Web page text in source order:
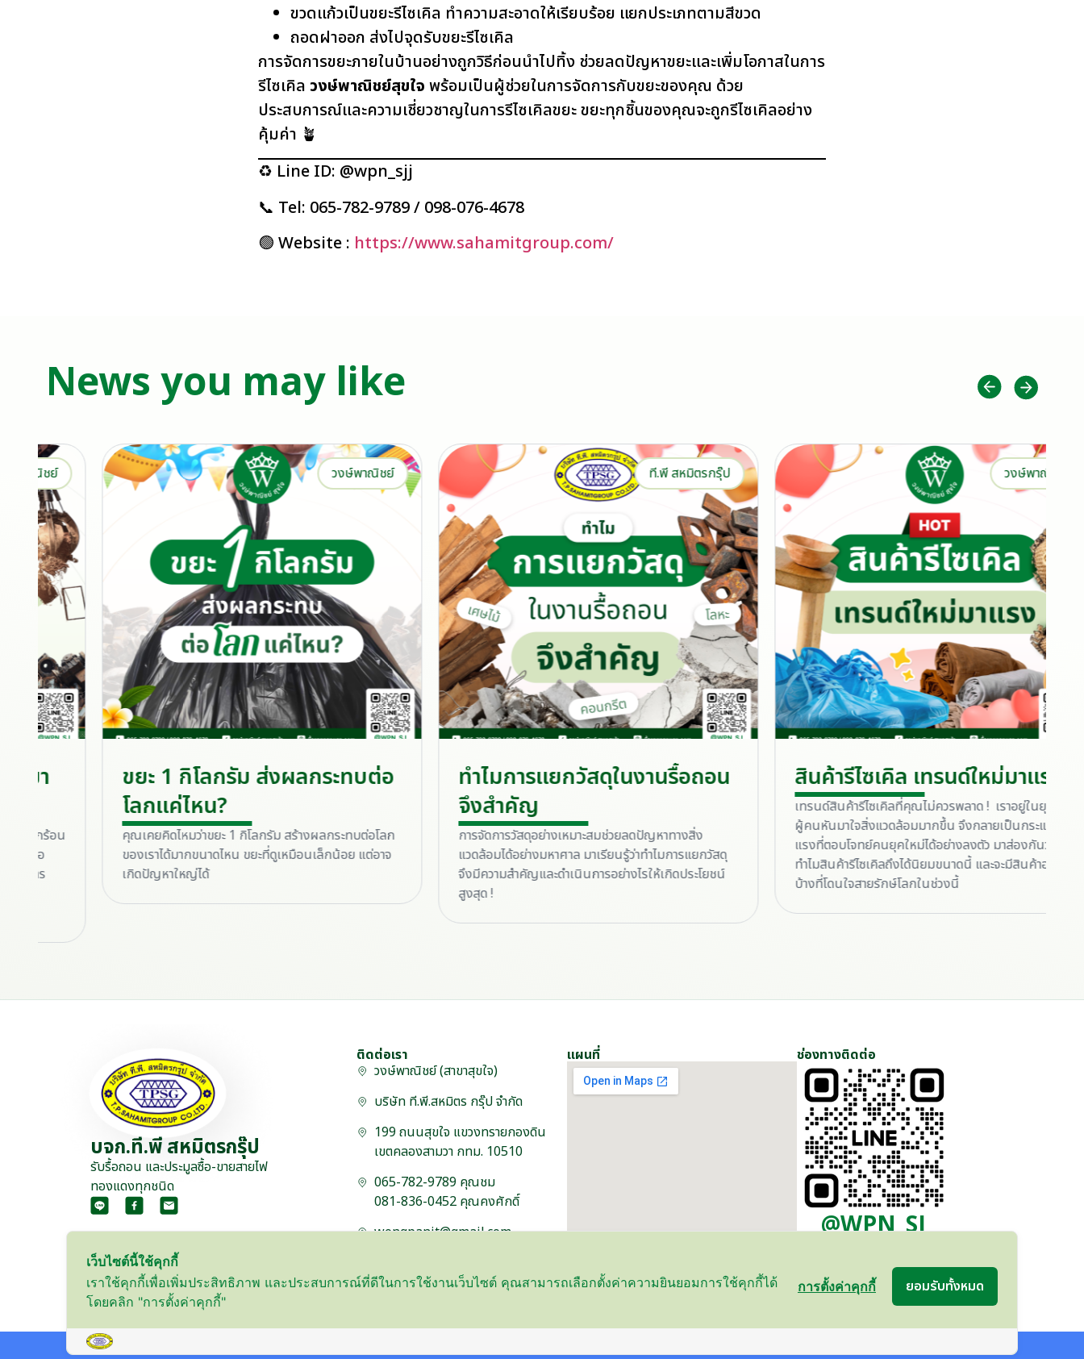
ขวดแก้วเป็นขยะรีไซเคิล ทำความสะอาดให้เรียบร้อย แยกประเภทตามสีขวด
ถอดฝาออก ส่งไปจุดรับขยะรีไซเคิล
การจัดการขยะภายในบ้านอย่างถูกวิธีก่อนนำไปทิ้ง ช่วยลดปัญหาขยะและเพิ่มโอกาสในการ
รีไซเคิล วงษ์พาณิชย์สุขใจ พร้อมเป็นผู้ช่วยในการจัดการกับขยะของคุณ ด้วย
ประสบการณ์และความเชี่ยวชาญในการรีไซเคิลขยะ ขยะทุกชิ้นของคุณจะถูกรีไซเคิลอย่าง
คุ้มค่า 🪴
♻️ Line ID: @wpn_sjj
📞 Tel: 065-782-9789 / 098-076-4678
🟢 Website : https://www.sahamitgroup.com/
News you may like
วงษ์พาณิชย์
ขยะ 1 กิโลกรัม ส่งผลกระทบต่อ
โลกแค่ไหน?
คุณเคยคิดไหมว่าขยะ 1 กิโลกรัม สร้างผลกระทบต่อโลก
ของเราได้มากขนาดไหน ขยะที่ดูเหมือนเล็กน้อย แต่อาจ
เกิดปัญหาใหญ่ได้
ที.พี สหมิตรกรุ๊ป
ทำไมการแยกวัสดุในงานรื้อถอน
จึงสำคัญ
การจัดการวัสดุอย่างเหมาะสมช่วยลดปัญหาทางสิ่ง
แวดล้อมได้อย่างมหาศาล มาเรียนรู้ว่าทำไมการแยกวัสดุ
จึงมีความสำคัญและดำเนินการอย่างไรให้เกิดประโยชน์
วงษ์พาณิชย์
สินค้ารีไซเคิล เทรนด์ใหม่มาแรง !
เทรนด์สินค้ารีไซเคิลที่คุณไม่ควรพลาด ! เราอยู่ในยุคที่
ผู้คนหันมาใจสิ่งแวดล้อมมากขึ้น จึงกลายเป็นกระแสมา
แรงที่ตอบโจทย์คนยุคใหม่ได้อย่างลงตัว มาส่องกันว่า
ทำไมสินค้ารีไซเคิลถึงได้นิยมขนาดนี้ และจะมีสินค้าอะไร
บ้างที่โดนใจสายรักษ์โลกในช่วงนี้
บจก.ที.พี สหมิตรกรุ๊ป
รับรื้อถอน และประมูลซื้อ-ขายสายไฟ
ทองแดงทุกชนิด
ติดต่อเรา
วงษ์พาณิชย์ (สาขาสุขใจ)
บริษัท ที.พี.สหมิตร กรุ๊ป จำกัด
199 ถนนสุขใจ แขวงทรายกองดิน
เขตคลองสามวา กทม. 10510
065-782-9789 คุณชม
081-836-0452 คุณคงศักดิ์
wongpanit@gmail.com
แผนที่ ช่องทางติดต่อ
@WPN_SJ
เว็บไซต์นี้ใช้คุกกี้
เราใช้คุกกี้เพื่อเพิ่มประสิทธิภาพ และประสบการณ์ที่ดีในการใช้งานเว็บไซต์ คุณสามารถเลือกตั้งค่าความยินยอมการใช้คุกกี้ได้
โดยคลิก "การตั้งค่าคุกกี้"
ยอมรับทั้งหมด
การตั้งค่าคุกกี้